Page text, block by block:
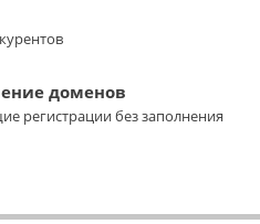
доменов
регистрации без заполнения